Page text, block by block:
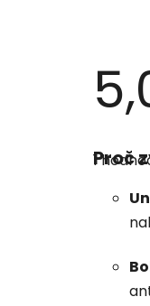
1
Proč